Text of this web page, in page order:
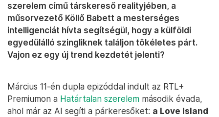
szerelem című társkereső realityjében, a
műsorvezető Köllő Babett a mesterséges
intelligenciát hívta segítségül, hogy a külföldi
egyedülálló szingliknek találjon tökéletes párt.
Vajon ez egy új trend kezdetét jelenti?
Március 11-én dupla epizóddal indult az RTL+
Premiumon a Határtalan szerelem második évada,
ahol már az AI segíti a párkeresőket: a Love Island